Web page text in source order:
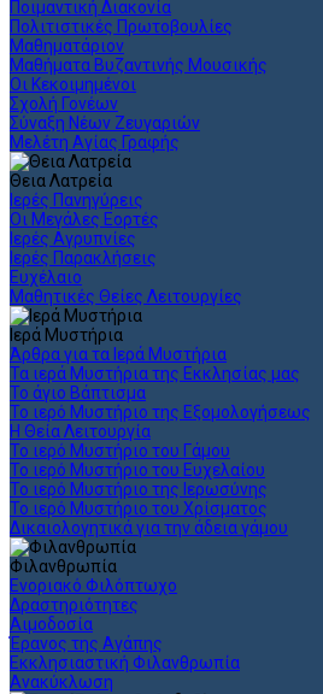
Ποιμαντική Διακονία
Πολιτιστικές Πρωτοβουλίες
Μαθηματάριον
Μαθήματα Βυζαντινής Μουσικής
Οι Κεκοιμημένοι
Σχολή Γονέων
Σύναξη Νέων Ζευγαριών
Μελέτη Αγίας Γραφής
Θεια Λατρεία
Ιερές Πανηγύρεις
Οι Μεγάλες Εορτές
Ιερές Αγρυπνίες
Ιερές Παρακλήσεις
Ευχέλαιο
Μαθητικές Θείες Λειτουργίες
Ιερά Μυστήρια
Άρθρα για τα Ιερά Μυστήρια
Τα ιερά Μυστήρια της Εκκλησίας μας
Το άγιο Βάπτισμα
Το ιερό Μυστήριο της Εξομολογήσεως
Η Θεία Λειτουργία
Το ιερό Μυστήριο του Γάμου
Το ιερό Μυστήριο του Ευχελαίου
Το ιερό Μυστήριο της Ιερωσύνης
Το ιερό Μυστήριο του Χρίσματος
Δικαιολογητικά για την άδεια γάμου
Φιλανθρωπία
Ενοριακό Φιλόπτωχο
Δραστηριότητες
Αιμοδοσία
Έρανος της Αγάπης
Εκκλησιαστική Φιλανθρωπία
Ανακύκλωση